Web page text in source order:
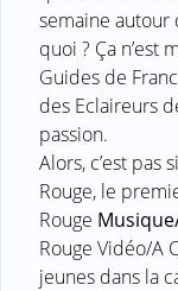
semaine autour
quoi ? Ça n’est
Guides de
des Eclaireurs
passion.
Alors, c’est pas
Rouge, le
Rouge
Rouge Vidéo/A
jeunes dans la